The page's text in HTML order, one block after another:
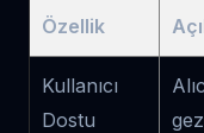
Özellik
Kullanıcı
Dostu